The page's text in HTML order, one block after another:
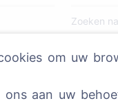
en
Zoeken
om uw
ons aan uw